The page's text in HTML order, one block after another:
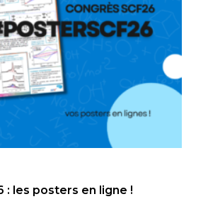
: les posters en ligne !